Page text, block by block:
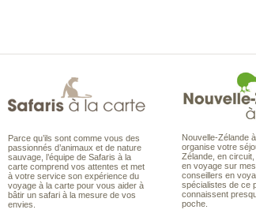
Parce qu’ils sont comme vous des
passionnés d’animaux et de nature
sauvage, l’équipe de Safaris à la
carte comprend vos attentes et met
à votre service son expérience du
voyage à la carte pour vous aider à
bâtir un safari à la mesure de vos
envies.
Nouvelle-Zélande
organise votre
Zélande, en
en voyage sur
conseillers en
spécialistes de ce
connaissent
poche.